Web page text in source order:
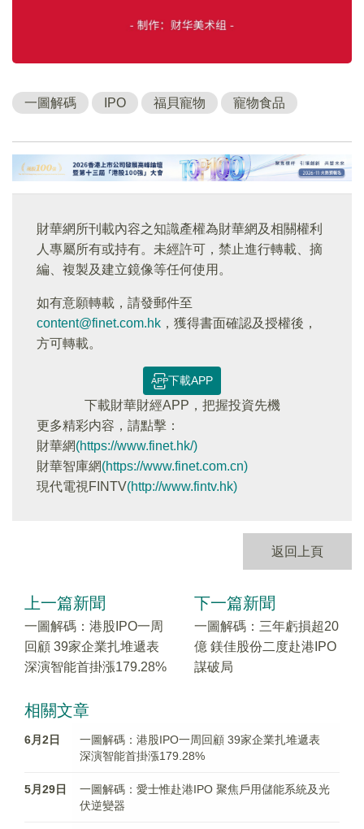
一圖解碼 IPO 福貝寵物 寵物食品
財華網所刊載內容之知識產權為財華網及相關權利
人專屬所有或持有。未經許可，禁止進行轉載、摘
編、複製及建立鏡像等任何使用。
如有意願轉載，請發郵件至
content@finet.com.hk ，獲得書面確認及授權後，
方可轉載。
下載APP
下載財華財經APP，把握投資先機
更多精彩内容，請點擊：
財華網(https://www.finet.hk/)
財華智庫網(https://www.finet.com.cn)
現代電視FINTV(http://www.fintv.hk)
返回上頁
上一篇新聞
一圖解碼：港股IPO一周
回顧 39家企業扎堆遞表
深演智能首掛漲179.28%
下一篇新聞
一圖解碼：三年虧損超20
億 鎂佳股份二度赴港IPO
謀破局
相關文章
6月2日
一圖解碼：港股IPO一周回顧 39家企業扎堆遞表
深演智能首掛漲179.28%
5月29日
一圖解碼：愛士惟赴港IPO 聚焦戶用儲能系統及光
伏逆變器